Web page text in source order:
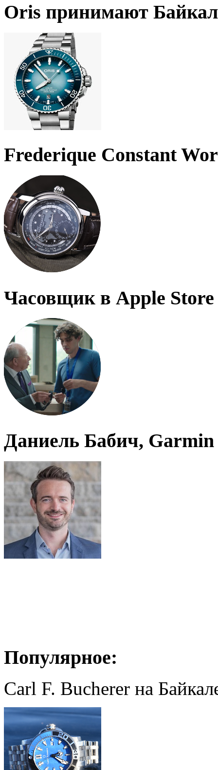
Oris принимают
Frederique Constant
Часовщик в Apple Store
Даниель Бабич, Garmin
Популярное:
Carl F. Bucherer на